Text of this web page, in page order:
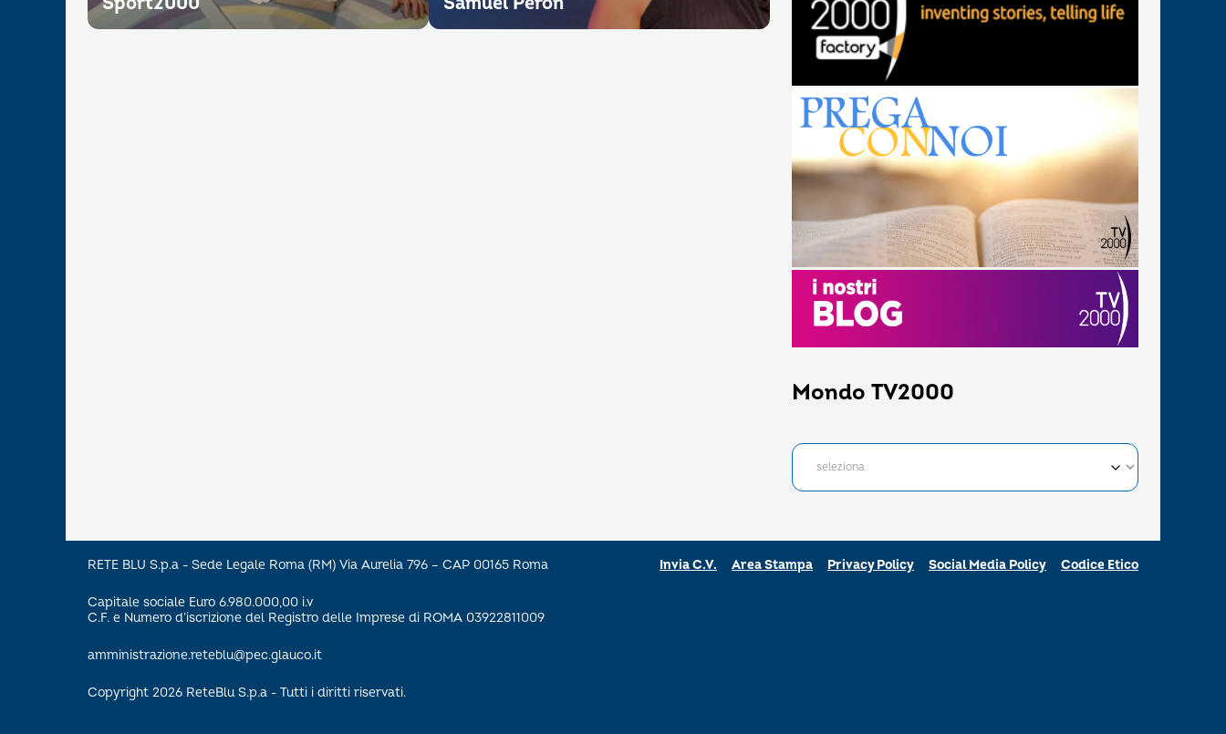
Mondo TV2000
RETE BLU S.p.a - Sede Legale Roma (RM) Via Aurelia 796 – CAP 00165 Roma
Capitale sociale Euro 6.980.000,00 i.v
C.F. e Numero d’iscrizione del Registro delle Imprese di ROMA 03922811009
amministrazione.reteblu@pec.glauco.it
Copyright 2026 ReteBlu S.p.a - Tutti i diritti riservati.
Invia C.V. Area Stampa Privacy Policy Social Media Policy Codice Etico